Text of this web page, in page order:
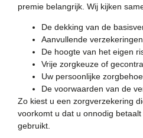
premie belangrijk. Wij kijken
De dekking van de
Aanvullende
De hoogte van het eigen
Vrije zorgkeuze of
Uw persoonlijke
De voorwaarden van de
Zo kiest u een zorgverzekering
voorkomt u dat u onnodig
gebruikt.